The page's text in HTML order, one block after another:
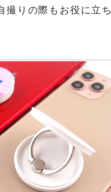
撮りの際もお役に立